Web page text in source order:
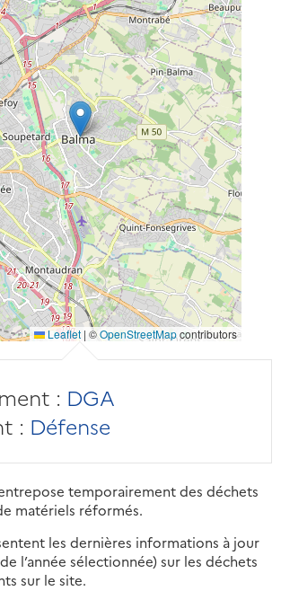
Leaflet | ©OpenStreetMapcontributors
: DGA
: Défense
temporairement des déchets
matériels réformés.
les dernières informations à jour
l’année sélectionnée) sur les déchets
sur le site.